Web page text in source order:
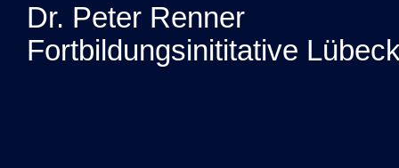
Dr. Peter Renner
Fortbildungsinititative